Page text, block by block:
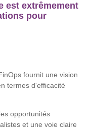
est extrêmement
pour
fournit une vision
termes d'efficacité
opportunités
et une voie claire